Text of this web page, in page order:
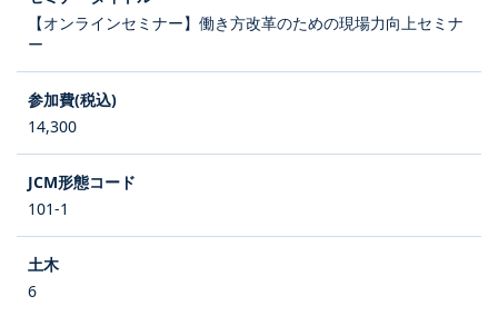
【オンラインセミナー】働き方改革のための現場力向上セミナ
ー
14,300
101-1
6